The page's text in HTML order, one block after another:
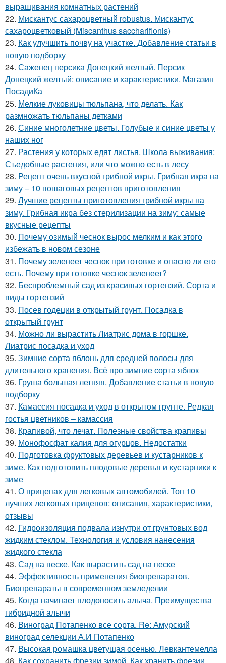
выращивания комнатных растений
22. Мискантус сахароцветный robustus. Мискантус
сахароцветковый (Miscanthus sacchariflonis)
23. Как улучшить почву на участке. Добавление статьи в
новую подборку
24. Саженец персика Донецкий желтый. Персик
Донецкий желтый: описание и характеристики. Магазин
ПосадиКа
25. Мелкие луковицы тюльпана, что делать. Как
размножать тюльпаны детками
26. Синие многолетние цветы. Голубые и синие цветы у
наших ног
27. Растения у которых едят листья. Школа выживания:
Съедобные растения, или что можно есть в лесу
28. Рецепт очень вкусной грибной икры. Грибная икра на
зиму – 10 пошаговых рецептов приготовления
29. Лучшие рецепты приготовления грибной икры на
зиму. Грибная икра без стерилизации на зиму: самые
вкусные рецепты
30. Почему озимый чеснок вырос мелким и как этого
избежать в новом сезоне
31. Почему зеленеет чеснок при готовке и опасно ли его
есть. Почему при готовке чеснок зеленеет?
32. Беспроблемный сад из красивых гортензий. Сорта и
виды гортензий
33. Посев годеции в открытый грунт. Посадка в
открытый грунт
34. Можно ли вырастить Лиатрис дома в горшке.
Лиатрис посадка и уход
35. Зимние сорта яблонь для средней полосы для
длительного хранения. Всё про зимние сорта яблок
36. Груша большая летняя. Добавление статьи в новую
подборку
37. Камассия посадка и уход в открытом грунте. Редкая
гостья цветников – камассия
38. Крапивой, что лечат. Полезные свойства крапивы
39. Монофосфат калия для огурцов. Недостатки
40. Подготовка фруктовых деревьев и кустарников к
зиме. Как подготовить плодовые деревья и кустарники к
зиме
41. О прицепах для легковых автомобилей. Топ 10
лучших легковых прицепов: описания, характеристики,
отзывы
42. Гидроизоляция подвала изнутри от грунтовых вод
жидким стеклом. Технология и условия нанесения
жидкого стекла
43. Сад на песке. Как вырастить сад на песке
44. Эффективность применения биопрепаратов.
Биопрепараты в современном земледелии
45. Когда начинает плодоносить алыча. Преимущества
гибридной алычи
46. Виноград Потапенко все сорта. Re: Амурский
виноград селекции А.И Потапенко
47. Высокая ромашка цветущая осенью. Левкантемелла